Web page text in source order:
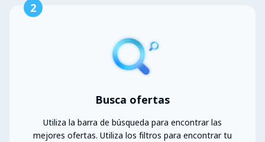
2
Busca ofertas
Utiliza la barra de búsqueda para encontrar las
mejores ofertas. Utiliza los filtros para encontrar tu